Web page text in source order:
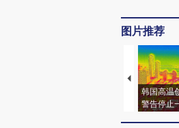
图片推荐
韩国高温
警告停止